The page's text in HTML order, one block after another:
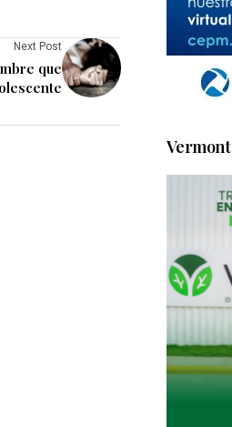
Next Post
que
Vermont